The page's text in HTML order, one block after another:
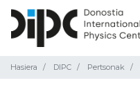
Hasiera DIPC Pertsonak